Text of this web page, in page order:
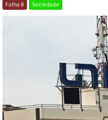
Folha 8 Sociedade